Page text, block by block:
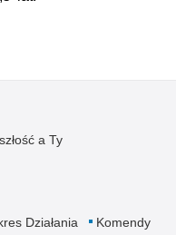
a Ty
Działania
Komendy